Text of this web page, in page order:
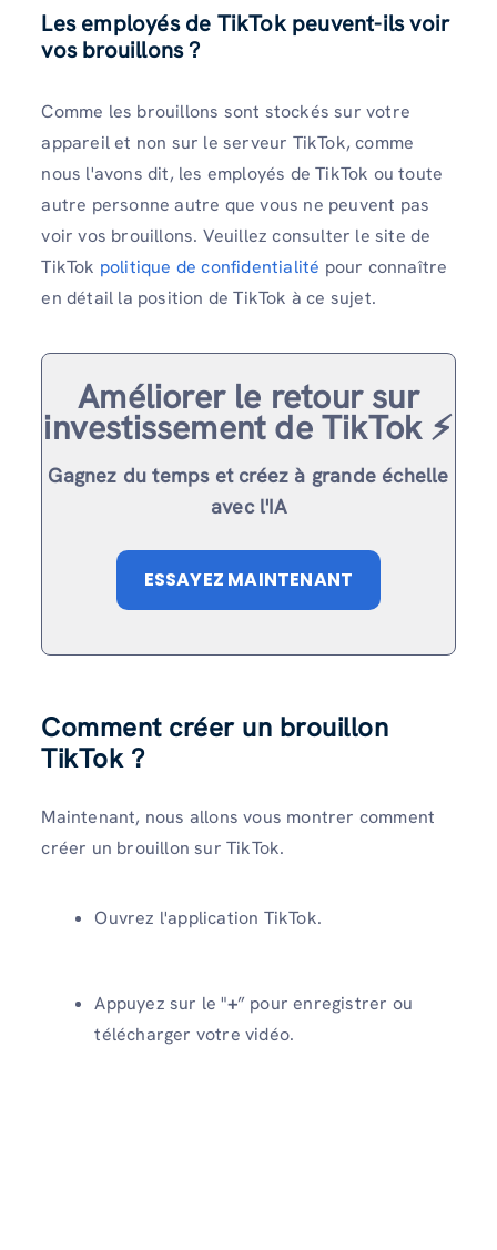
Les employés de TikTok peuvent-ils voir
vos brouillons ?
Comme les brouillons sont stockés sur votre
appareil et non sur le serveur TikTok, comme
nous l'avons dit, les employés de TikTok ou toute
autre personne autre que vous ne peuvent pas
voir vos brouillons. Veuillez consulter le site de
TikTok politique de confidentialité pour connaître
en détail la position de TikTok à ce sujet.
Améliorer le retour sur
investissement de TikTok ⚡️
Gagnez du temps et créez à grande échelle
avec l'IA
ESSAYEZ MAINTENANT
Comment créer un brouillon
TikTok ?
Maintenant, nous allons vous montrer comment
créer un brouillon sur TikTok.
Ouvrez l'application TikTok.
Appuyez sur le "+” pour enregistrer ou
télécharger votre vidéo.